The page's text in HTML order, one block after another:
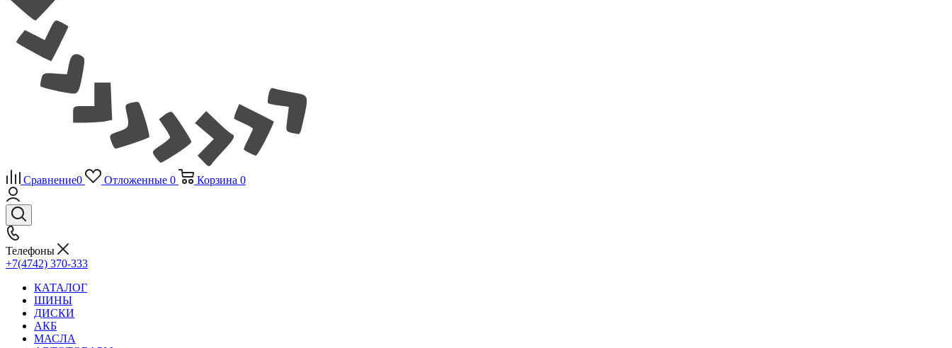
Сравнение0 Отложенные 0 Корзина 0
Телефоны
+7(4742) 370-333
КАТАЛОГ
ШИНЫ
ДИСКИ
АКБ
МАСЛА